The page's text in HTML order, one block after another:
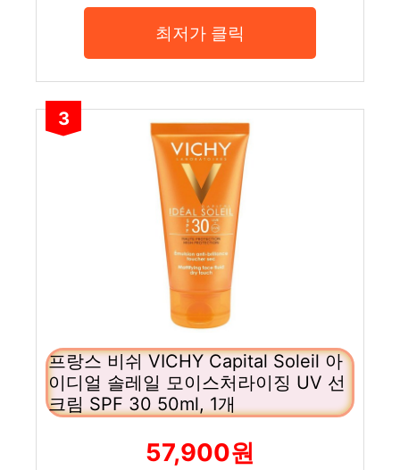
최저가 클릭
3
프랑스 비쉬 VICHY Capital Soleil 아
이디얼 솔레일 모이스처라이징 UV 선
크림 SPF 30 50ml, 1개
57,900원